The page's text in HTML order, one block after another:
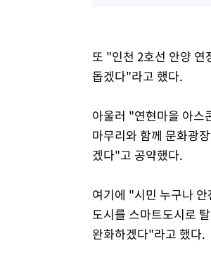
또 "인천 2호선 안양 연
돕겠다"라고 했다.
아울러 "연현마을 아스
마무리와 함께 문화광
겠다"고 공약했다.
여기에 "시민 누구나 안
도시를 스마트도시로
완화하겠다"라고 했다.